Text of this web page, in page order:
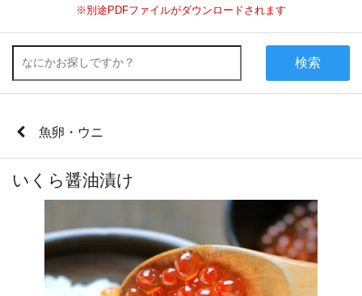
※別途PDFファイルがダウンロードされます
検索
魚卵・ウニ
いくら醤油漬け